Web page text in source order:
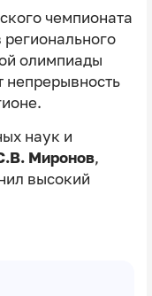
чемпионата
олимпиады
непрерывность
наук и
Миронов,
высокий